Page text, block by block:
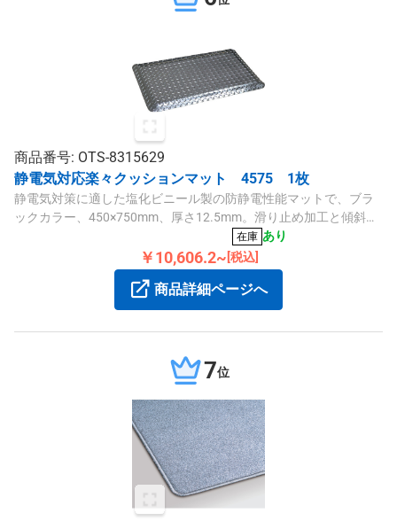
商品番号: OTS-8315629
静電気対応楽々クッションマット 4575 1枚
静電気対策に適した塩化ビニール製の防静電性能マットで、ブラ
ックカラー、450×750mm、厚さ12.5mm。滑り止め加工と傾斜縁
で安全性と快適性を向上させ、冷気遮断や疲労軽減も実現しま
在庫 あり
￥10,606.2~ [税込]
商品詳細ページへ
7位